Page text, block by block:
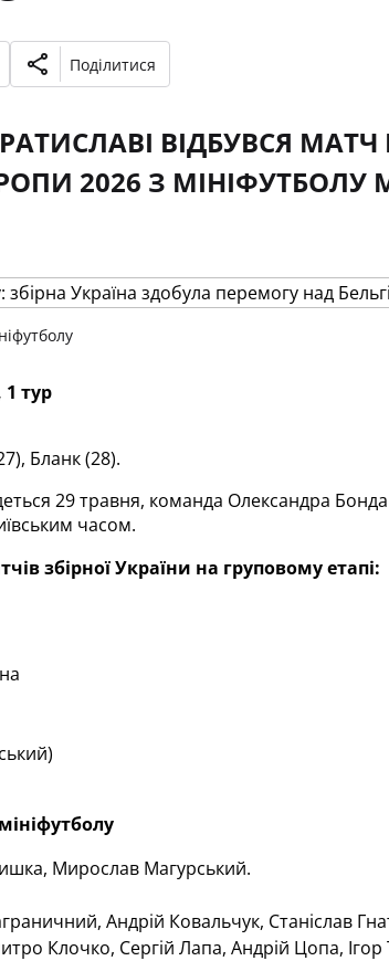
Поділитися
ВІДБУВСЯ
2026 З МІНІФУТБОЛУ
1 тур
Бланк (28).
29 травня, команда Олександра
часом.
збірної України на груповому етапі:
Мирослав Магурський.
Андрій Ковальчук, Станіслав
Клочко, Сергій Лапа, Андрій Цопа,